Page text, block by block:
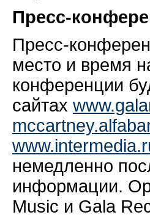
Пресс-
Пресс-
место и время
конференции
сайтах
немедленно
информации.
Music и Gala